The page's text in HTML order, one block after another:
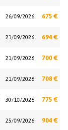
26/09/2026 675 €
21/09/2026 694 €
21/09/2026 700 €
21/09/2026 708 €
30/10/2026 775 €
25/09/2026 904 €